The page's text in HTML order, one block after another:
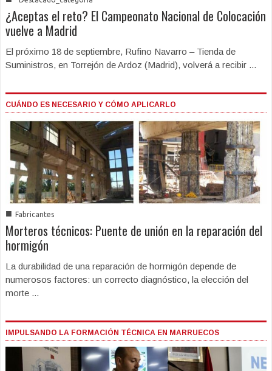
¿Aceptas el reto? El Campeonato Nacional de Colocación
vuelve a Madrid
El próximo 18 de septiembre, Rufino Navarro – Tienda de
Suministros, en Torrejón de Ardoz (Madrid), volverá a recibir ...
CUÁNDO ES NECESARIO Y CÓMO APLICARLO
■ Fabricantes
Morteros técnicos: Puente de unión en la reparación del
hormigón
La durabilidad de una reparación de hormigón depende de
numerosos factores: un correcto diagnóstico, la elección del
morte ...
IMPULSANDO LA FORMACIÓN TÉCNICA EN MARRUECOS